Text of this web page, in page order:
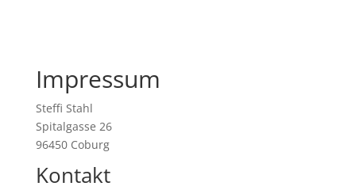
Impressum
Steffi Stahl
Spitalgasse 26
96450 Coburg
Kontakt